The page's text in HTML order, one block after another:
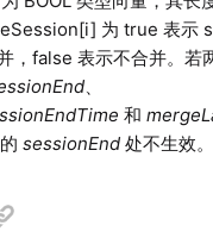
为 true 表示
，false 表示不合并。若
、
和
sessionEnd 处不生效。